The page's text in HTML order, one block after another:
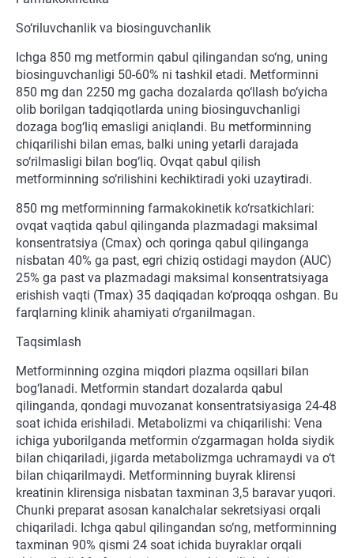
So‘riluvchanlik va biosinguvchanlik
Ichga 850 mg metformin qabul qilingandan so‘ng, uning
biosinguvchanligi 50-60% ni tashkil etadi. Metforminni
850 mg dan 2250 mg gacha dozalarda qo‘llash bo‘yicha
olib borilgan tadqiqotlarda uning biosinguvchanligi
dozaga bog‘liq emasligi aniqlandi. Bu metforminning
chiqarilishi bilan emas, balki uning yetarli darajada
so‘rilmasligi bilan bog‘liq. Ovqat qabul qilish
metforminning so‘rilishini kechiktiradi yoki uzaytiradi.
850 mg metforminning farmakokinetik ko‘rsatkichlari:
ovqat vaqtida qabul qilinganda plazmadagi maksimal
konsentratsiya (Cmax) och qoringa qabul qilinganga
nisbatan 40% ga past, egri chiziq ostidagi maydon (AUC)
25% ga past va plazmadagi maksimal konsentratsiyaga
erishish vaqti (Tmax) 35 daqiqadan ko‘proqqa oshgan. Bu
farqlarning klinik ahamiyati o‘rganilmagan.
Taqsimlash
Metforminning ozgina miqdori plazma oqsillari bilan
bog‘lanadi. Metformin standart dozalarda qabul
qilinganda, qondagi muvozanat konsentratsiyasiga 24-48
soat ichida erishiladi. Metabolizmi va chiqarilishi: Vena
ichiga yuborilganda metformin o‘zgarmagan holda siydik
bilan chiqariladi, jigarda metabolizmga uchramaydi va o‘t
bilan chiqarilmaydi. Metforminning buyrak klirensi
kreatinin klirensiga nisbatan taxminan 3,5 baravar yuqori.
Chunki preparat asosan kanalchalar sekretsiyasi orqali
chiqariladi. Ichga qabul qilingandan so‘ng, metforminning
taxminan 90% qismi 24 soat ichida buyraklar orqali